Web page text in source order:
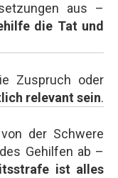
aus –
die Tat und
Zuspruch oder
relevant sein.
der Schwere
Gehilfen ab –
ist alles